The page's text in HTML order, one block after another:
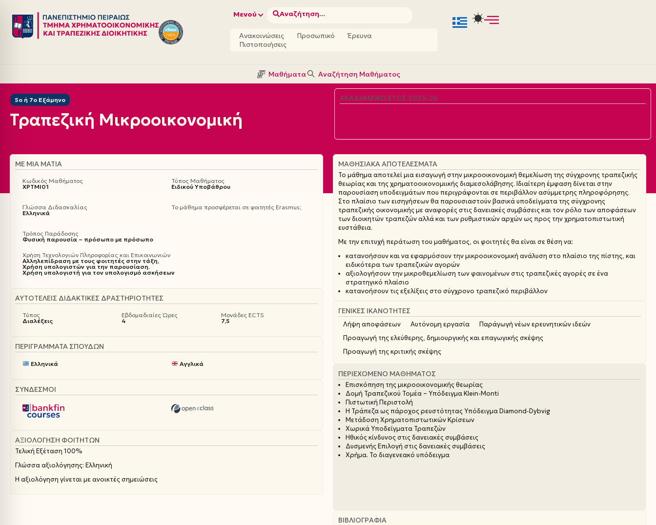
Μεταπηδήστε
στο
Μενού Αναζήτηση...
Ανακοινώσεις Προσωπικό
Έρευνα
Πιστοποιήσεις
Μαθήματα Αναζήτηση Μαθήματος
5ο ή 7ο Εξάμηνο
Τραπεζική Μικροοικονομική
ΑΚΑΔΗΜΑΪΚΌ ΈΤΟΣ 2025-26
ΜΕ ΜΙΑ ΜΑΤΙΆ
Κωδικός Μαθήματος
ΧΡΤΜΙ01
Τύπος Μαθήματος
Ειδικού Υποβάθρου
Γλώσσα Διδασκαλίας
Ελληνικά
Το μάθημα προσφέρεται σε φοιτητές Erasmus;
Τρόπος Παράδοσης
Φυσική παρουσία – πρόσωπο με πρόσωπο
Χρήση Τεχνολογιών Πληροφορίας και Επικοινωνιών
Αλληλεπίδραση με τους φοιτητές στην τάξη,
Χρήση υπολογιστών για την παρουσίαση.
Χρήση υπολογιστή για τον υπολογισμό ασκήσεων
ΑΥΤΟΤΕΛΕΊΣ ΔΙΔΑΚΤΙΚΈΣ ΔΡΑΣΤΗΡΙΌΤΗΤΕΣ
Τύπος
Διαλέξεις
Εβδομαδιαίες Ώρες
4
Μονάδες ECTS
7,5
ΠΕΡΙΓΡΆΜΜΑΤΑ ΣΠΟΥΔΏΝ
Ελληνικά Αγγλικά
ΣΥΝΔΕΣΜΟΙ
ΑΞΙΟΛΌΓΗΣΗ ΦΟΙΤΗΤΏΝ
Τελική Εξέταση 100%
Γλώσσα αξιολόγησης: Ελληνική
Η αξιολόγηση γίνεται με ανοικτές σημειώσεις
ΜΑΘΗΣΙΑΚΆ ΑΠΟΤΕΛΈΣΜΑΤΑ
Το μάθημα αποτελεί μια εισαγωγή στην μικροοικονομική θεμελίωση της σύγχρονης τραπεζικής
θεωρίας και της χρηματοοικονομιικής διαμεσολάβησης. Ιδιαίτερη έμφαση δίνεται στην
παρουσίαση υποδειγμάτων που περιγράφονται σε περιβάλλον ασύμμετρης πληροφόρησης.
Στο πλαίσιο των εισηγήσεων θα παρουσιαστούν βασικά υποδείγματα της σύγχρονης
τραπεζικής οικονομικής με αναφορές στις δανειακές συμβάσεις και τον ρόλο των αποφάσεων
των διοικητών τραπεζών αλλά και των ρυθμιστικών αρχών ως προς την χρηματοπιστωτική
ευστάθεια.
Με την επιτυχή περάτωση του μαθήματος, οι φοιτητές θα είναι σε θέση να:
κατανοήσουν και να εφαρμόσουν την μικροοικονομική ανάλυση στο πλαίσιο της πίστης, και
ειδικότερα των τραπεζικών αγορών
αξιολογήσουν την μικροθεμελίωση των φαινομένων στις τραπεζικές αγορές σε ένα
στρατηγικό πλαίσιο
κατανοήσουν τις εξελίξεις στο σύγχρονο τραπεζικό περιβάλλον
ΓΕΝΙΚΈΣ ΙΚΑΝΌΤΗΤΕΣ
Λήψη αποφάσεων Αυτόνομη εργασία
Παράγωγή νέων ερευνητικών ιδεών
Προαγωγή της ελεύθερης, δημιουργικής και επαγωγικής σκέψης
Προαγωγή της κριτικής σκέψης
ΠΕΡΙΕΧΌΜΕΝΟ ΜΑΘΉΜΑΤΟΣ
Επισκόπηση της μικροοικονομικής θεωρίας
Δομή Τραπεζικού Τομέα – Υπόδειγμα Klein-Monti
Πιστωτική Περιστολή
Η Τράπεζα ως πάροχος ρευστότητας Υπόδειγμα Diamond-Dybvig
Μετάδοση Χρηματοπιστωτικών Κρίσεων
Χωρικά Υποδείγματα Τραπεζών
Ηθικός κίνδυνος στις δανειακές συμβάσεις
Δυσμενής Επιλογή στις δανειακές συμβάσεις
Χρήμα. Το διαγενεακό υπόδειγμα
ΒΙΒΛΙΟΓΡΑΦΊΑ